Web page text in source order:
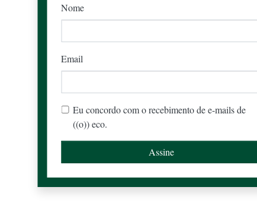
Nome
Email
Eu concordo com o recebimento de e-mails de
((o)) eco.